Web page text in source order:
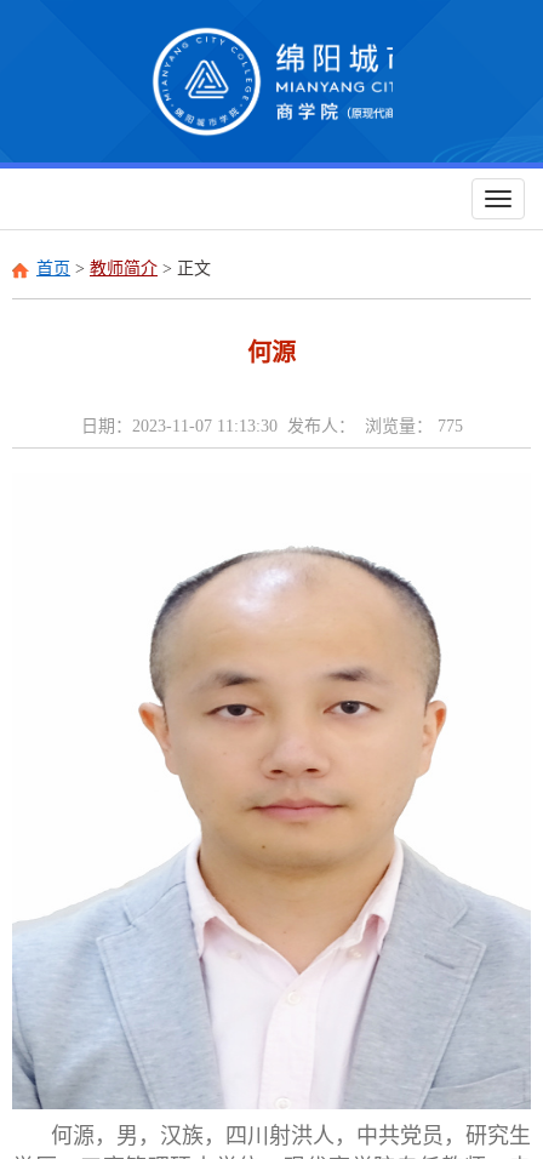
Toggle
首页 > 教师简介 > 正文
何源
日期：2023-11-07 11:13:30 发布人： 浏览量： 775
何源， 男，汉族，四川射洪人，中共党员，研究生